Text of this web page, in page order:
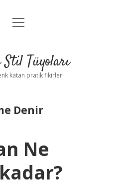
Anasayfa
Uyarı
menüyü
Stil Tüyoları
katan pratik fikirler!
Denir
Ne